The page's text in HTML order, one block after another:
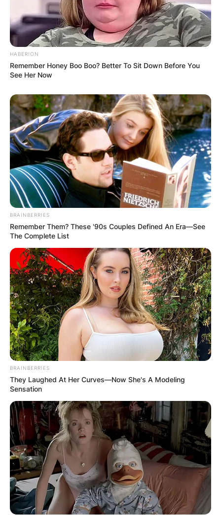
(ФОТО) Висок свет крст поставен
во Студена Бара: Нов симбол на
верата и надежта
Повеќе
КОНТАКТИРАЈ СО НАС:
ГЛАДИАТОР
За нас
Политика на приватност
ПАРТНЕРИ:
HABERION
Remember Honey Boo Boo? Better To Sit Down Before You
See Her Now
BRAINBERRIES
Remember Them? These '90s Couples Defined An Era—See
The Complete List
BRAINBERRIES
They Laughed At Her Curves—Now She's A Modeling
Sensation